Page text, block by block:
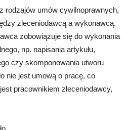
rodzajów umów cywilnoprawnych,
zleceniodawcą a wykonawcą.
zobowiązuje się do wykonania
np. napisania artykułu,
czy skomponowania utworu
nie jest umową o pracę, co
pracownikiem zleceniodawcy,